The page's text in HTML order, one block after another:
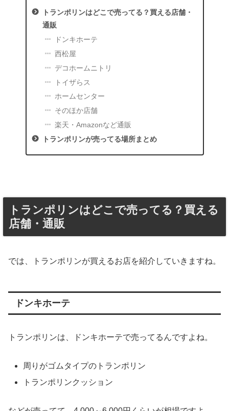
トランポリンはどこで売ってる？買える店舗・
通販
ドンキホーテ
西松屋
デコホームニトリ
トイザらス
ホームセンター
そのほか店舗
楽天・Amazonなど通販
トランポリンが売ってる場所まとめ
トランポリンはどこで売ってる？買える
店舗・通販
では、トランポリンが買えるお店を紹介していきますね。
ドンキホーテ
トランポリンは、ドンキホーテで売ってるんですよね。
周りがゴムタイプのトランポリン
トランポリンクッション